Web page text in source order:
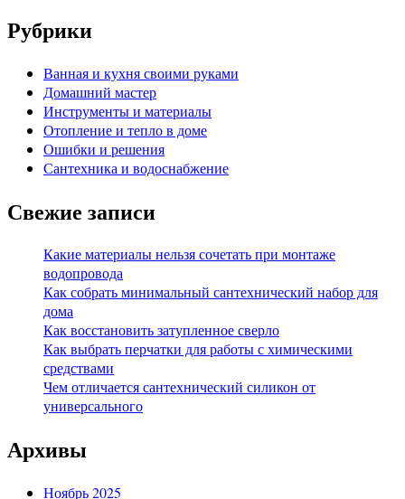
Рубрики
Ванная и кухня своими руками
Домашний мастер
Инструменты и материалы
Отопление и тепло в доме
Ошибки и решения
Сантехника и водоснабжение
Свежие записи
Какие материалы нельзя сочетать при монтаже
водопровода
Как собрать минимальный сантехнический набор для
дома
Как восстановить затупленное сверло
Как выбрать перчатки для работы с химическими
средствами
Чем отличается сантехнический силикон от
универсального
Архивы
Ноябрь 2025